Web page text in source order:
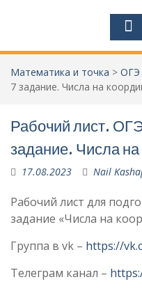
Математика и точка > ОГЭ
7 задание. Числа на
Рабочий лист.
задание. Числа
17.08.2023 Nail
Рабочий лист для
задание «Числа на
Группа в vk – https://
Телеграм канал –